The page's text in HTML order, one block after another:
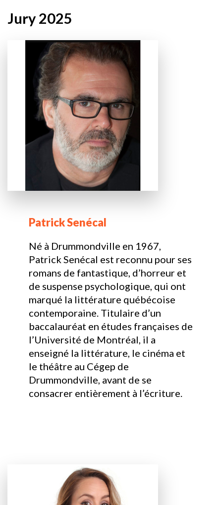
Jury 2025
Patrick Senécal
Né à Drummondville en 1967,
Patrick Senécal est reconnu pour ses
romans de fantastique, d’horreur et
de suspense psychologique, qui ont
marqué la littérature québécoise
contemporaine. Titulaire d’un
baccalauréat en études françaises de
l’Université de Montréal, il a
enseigné la littérature, le cinéma et
le théâtre au Cégep de
Drummondville, avant de se
consacrer entièrement à l’écriture.